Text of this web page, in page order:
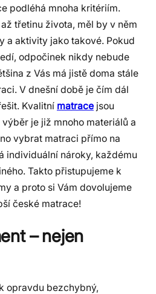
podléhá mnoha kritériím.
třetinu života, měl by v něm
a aktivity jako takové. Pokud
odpočinek nikdy nebude
z Vás má jistě doma stále
V dnešní době je čím dál
Kvalitní matrace jsou
je již mnoho materiálů a
vybrat matraci přímo na
individuální nároky, každému
Takto přistupujeme k
a proto si Vám dovolujeme
české matrace!
– nejen
opravdu bezchybný,